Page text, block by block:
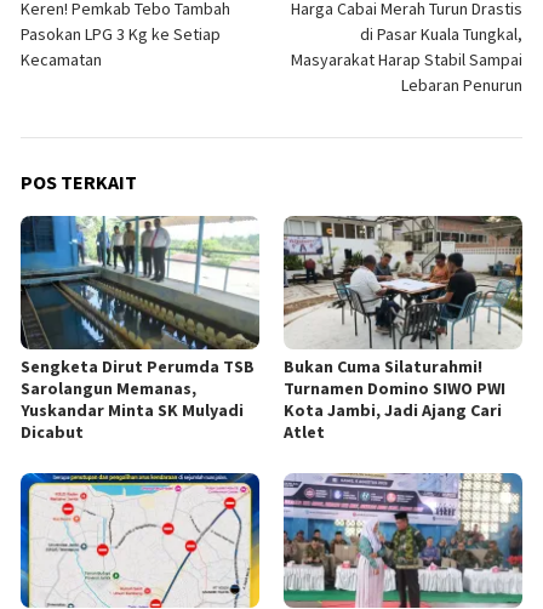
pos
Keren! Pemkab Tebo Tambah
Pasokan LPG 3 Kg ke Setiap
Kecamatan
Harga Cabai Merah Turun Drastis
di Pasar Kuala Tungkal,
Masyarakat Harap Stabil Sampai
Lebaran Penurun
POS TERKAIT
Sengketa Dirut Perumda TSB
Sarolangun Memanas,
Yuskandar Minta SK Mulyadi
Dicabut
Bukan Cuma Silaturahmi!
Turnamen Domino SIWO PWI
Kota Jambi, Jadi Ajang Cari
Atlet